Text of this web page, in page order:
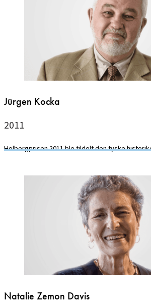
Jürgen Kocka
2011
Holbergprisen 2011 ble tildelt den tyske
Natalie Zemon Davis